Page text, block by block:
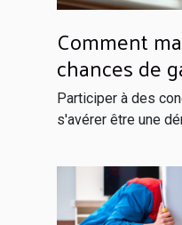
Comment
chances de
concours en
Participer à des
s'avérer être une